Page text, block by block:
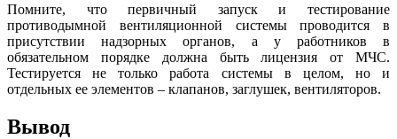
Помните, что первичный запуск и тестирование
противодымной вентиляционной системы проводится в
присутствии надзорных органов, а у работников в
обязательном порядке должна быть лицензия от МЧС.
Тестируется не только работа системы в целом, но и
отдельных ее элементов – клапанов, заглушек, вентиляторов.
Вывод